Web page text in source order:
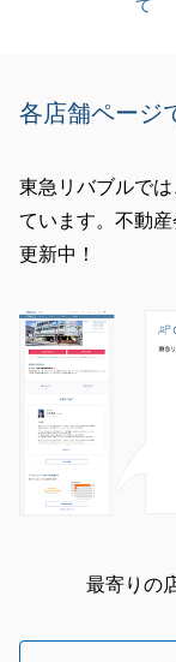
て
各店舗ページ
東急リバブルで
ています。不動
更新中！
最寄りの